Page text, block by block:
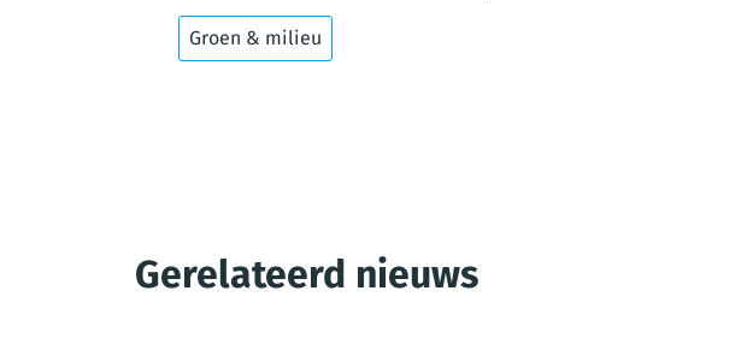
Groen & milieu
Gerelateerd nieuws